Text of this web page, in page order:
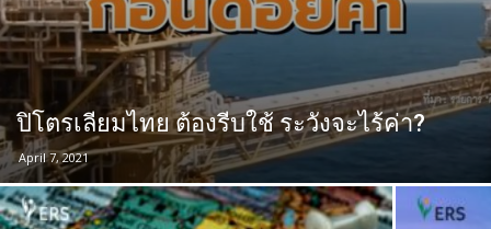
ปิโตรเลียมไทย ต้องรีบใช้ ระวังจะไร้ค่า?
April 7, 2021